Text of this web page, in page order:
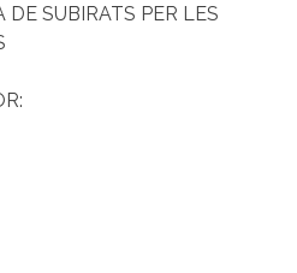
DE SUBIRATS PER LES